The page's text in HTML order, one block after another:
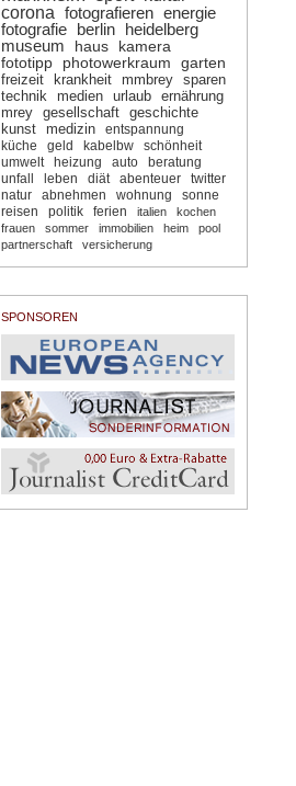
corona fotografieren energie
fotografie
berlin
heidelberg
museum
haus kamera
fototipp photowerkraum
garten
freizeit
krankheit mmbrey
sparen
technik
medien urlaub
ernährung
mrey
gesellschaft
geschichte
kunst
medizin
entspannung
küche
geld kabelbw
schönheit
umwelt
heizung auto
beratung
unfall
leben diät abenteuer
twitter
natur
abnehmen wohnung
sonne
reisen
politik ferien italien
kochen
frauen
sommer immobilien heim
pool
partnerschaft
versicherung
SPONSOREN